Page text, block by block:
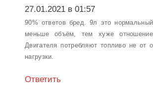
27.01.2021 в 01:57
90% ответов бред. 9л это
меньше объём, тем хуже
Двигателя потребляют топливо не от
нагрузки.
Ответить